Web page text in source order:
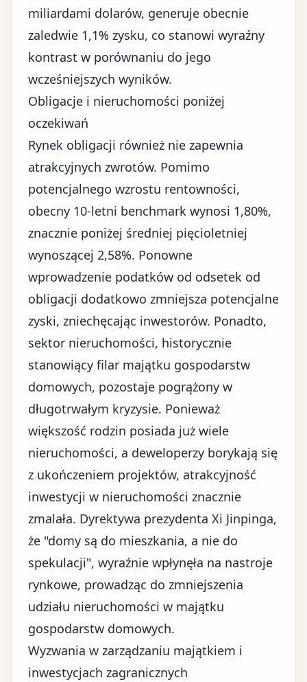
miliardami dolarów, generuje obecnie
zaledwie 1,1% zysku, co stanowi wyraźny
kontrast w porównaniu do jego
wcześniejszych wyników.
Obligacje i nieruchomości poniżej
oczekiwań
Rynek obligacji również nie zapewnia
atrakcyjnych zwrotów. Pomimo
potencjalnego wzrostu rentowności,
obecny 10-letni benchmark wynosi 1,80%,
znacznie poniżej średniej pięcioletniej
wynoszącej 2,58%. Ponowne
wprowadzenie podatków od odsetek od
obligacji dodatkowo zmniejsza potencjalne
zyski, zniechęcając inwestorów. Ponadto,
sektor nieruchomości, historycznie
stanowiący filar majątku gospodarstw
domowych, pozostaje pogrążony w
długotrwałym kryzysie. Ponieważ
większość rodzin posiada już wiele
nieruchomości, a deweloperzy borykają się
z ukończeniem projektów, atrakcyjność
inwestycji w nieruchomości znacznie
zmalała. Dyrektywa prezydenta Xi Jinpinga,
że "domy są do mieszkania, a nie do
spekulacji", wyraźnie wpłynęła na nastroje
rynkowe, prowadząc do zmniejszenia
udziału nieruchomości w majątku
gospodarstw domowych.
Wyzwania w zarządzaniu majątkiem i
inwestycjach zagranicznych